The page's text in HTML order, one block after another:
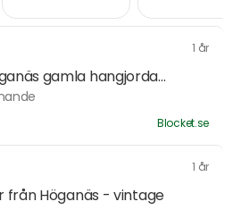
1 år
gamla hangjorda...
Blocket.se
1 år
från Höganäs - vintage